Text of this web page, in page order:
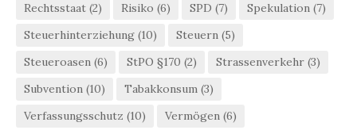
Rechtsstaat (2) Risiko (6) SPD (7) Spekulation (7)
Steuerhinterziehung (10) Steuern (5)
Steueroasen (6) StPO §170 (2) Strassenverkehr (3)
Subvention (10) Tabakkonsum (3)
Verfassungsschutz (10) Vermögen (6)